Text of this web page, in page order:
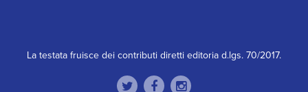
La testata fruisce dei contributi diretti editoria d.lgs. 70/2017.